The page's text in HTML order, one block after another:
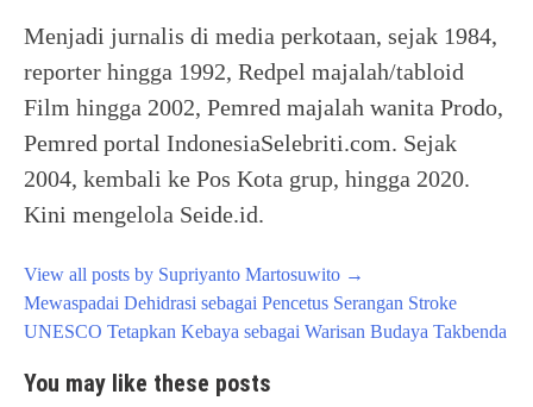
Menjadi jurnalis di media perkotaan, sejak 1984,
reporter hingga 1992, Redpel majalah/tabloid
Film hingga 2002, Pemred majalah wanita Prodo,
Pemred portal IndonesiaSelebriti.com. Sejak
2004, kembali ke Pos Kota grup, hingga 2020.
Kini mengelola Seide.id.
View all posts by Supriyanto Martosuwito →
Post
navigation
Mewaspadai Dehidrasi sebagai Pencetus Serangan Stroke
UNESCO Tetapkan Kebaya sebagai Warisan Budaya Takbenda
You may like these posts